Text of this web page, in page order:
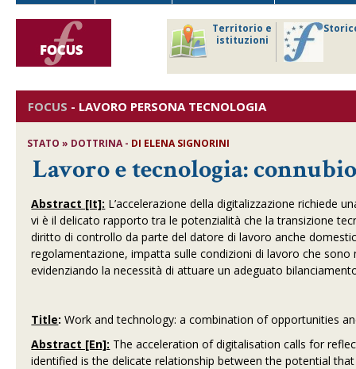
Territorio e
istituzioni
FOCUS - LAVORO PERSONA TECNOLOGIA
STATO » DOTTRINA - DI ELENA SIGNORINI
Lavoro e tecnologia:
Abstract [It]: L’accelerazione della digitalizzazione richiede
vi è il delicato rapporto tra le potenzialità che la transizione
diritto di controllo da parte del datore di lavoro anche
regolamentazione, impatta sulle condizioni di lavoro che
evidenziando la necessità di attuare un adeguato
Title:Work and technology: a combination of opportunities
Abstract [En]: The acceleration of digitalisation calls for
identified is the delicate relationship between the potential